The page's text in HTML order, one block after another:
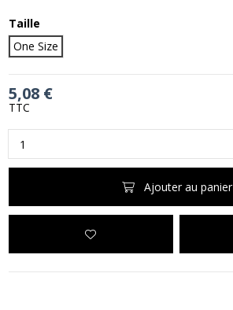
Taille
One Size
5,08 €
TTC
Ajouter au panier